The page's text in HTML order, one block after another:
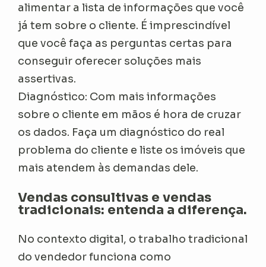
alimentar a lista de informações que você
já tem sobre o cliente. É imprescindível
que você faça as perguntas certas para
conseguir oferecer soluções mais
assertivas.
Diagnóstico: Com mais informações
sobre o cliente em mãos é hora de cruzar
os dados. Faça um diagnóstico do real
problema do cliente e liste os imóveis que
mais atendem às demandas dele.
Vendas consultivas e vendas
tradicionais: entenda a diferença.
No contexto digital, o trabalho tradicional
do vendedor funciona como